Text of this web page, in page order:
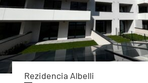
Rezidencia Albelli